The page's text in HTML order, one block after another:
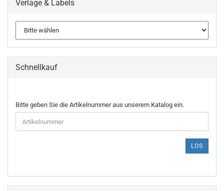
Verlage & Labels
Schnellkauf
BITTE
GEBEN
SIE
DIE
EIN.
Bitte geben Sie die Artikelnummer aus unserem Katalog ein.
LOS